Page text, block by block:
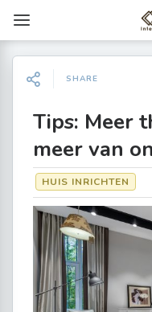
SHARE
Tips: Meer
meer van
HUIS INRICHTEN